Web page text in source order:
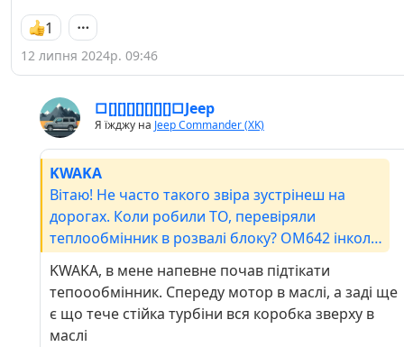
1
12 липня 2024р. 09:46
□[][][][][][][]□Jeep
Я їжджу на Jeep Commander (XK)
KWAKA
Вітаю! Не часто такого звіра зустрінеш на
дорогах. Коли робили ТО, перевіряли
теплообмінник в розвалі блоку? ОМ642 інколи
того просить
KWAKA, в мене напевне почав підтікати
тепоообмінник. Спереду мотор в маслі, а заді ще
є що тече стійка турбіни вся коробка зверху в
маслі